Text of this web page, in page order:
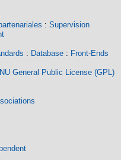
: Supervision
: Database: Front-Ends
General Public License (GPL)